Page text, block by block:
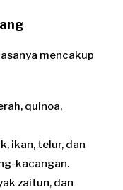
mencakup
quinoa,
ikan, telur, dan
kacangan.
zaitun, dan